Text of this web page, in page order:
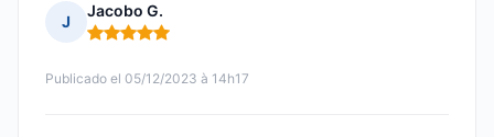
J
Jacobo G.
Nota: 5 de 5
Publicado el 05/12/2023 à 14h17